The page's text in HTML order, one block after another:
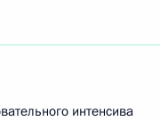
интенсива